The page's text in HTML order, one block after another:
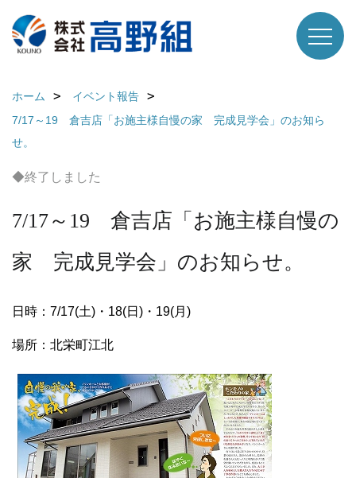
ホーム
イベント報告
7/17～19 倉吉店「お施主様自慢の家 完成見学会」のお知ら
せ。
◆終了しました
7/17～19 倉吉店「お施主様自慢の
家 完成見学会」のお知らせ。
日時：7/17(土)・18(日)・19(月)
場所：北栄町江北